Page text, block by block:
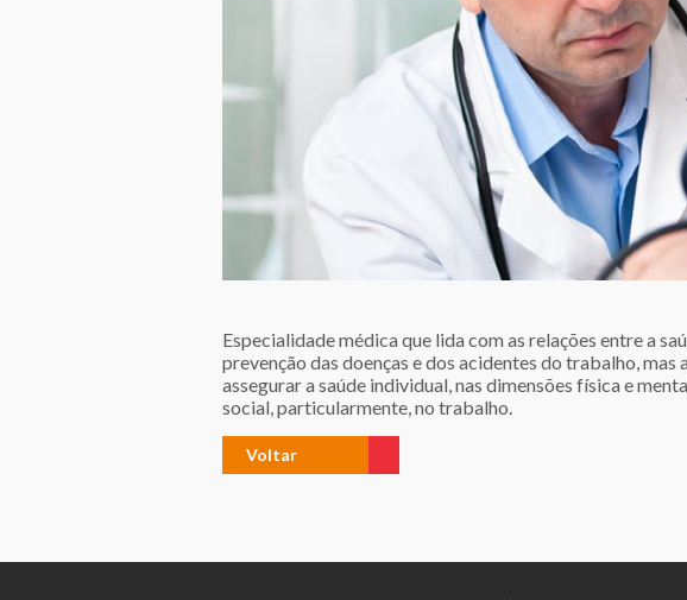
Especialidade médica que lida com as relações entre a
prevenção das doenças e dos acidentes do trabalho,
assegurar a saúde individual, nas dimensões física e
social, particularmente, no trabalho.
Voltar